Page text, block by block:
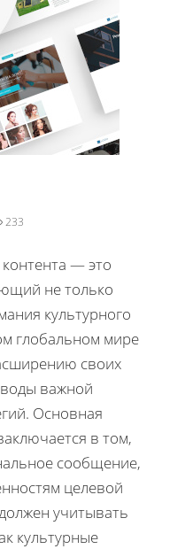
233
— это
не только
культурного
глобальном мире
своих
важной
Основная
в том,
сообщение,
целевой
учитывать
культурные